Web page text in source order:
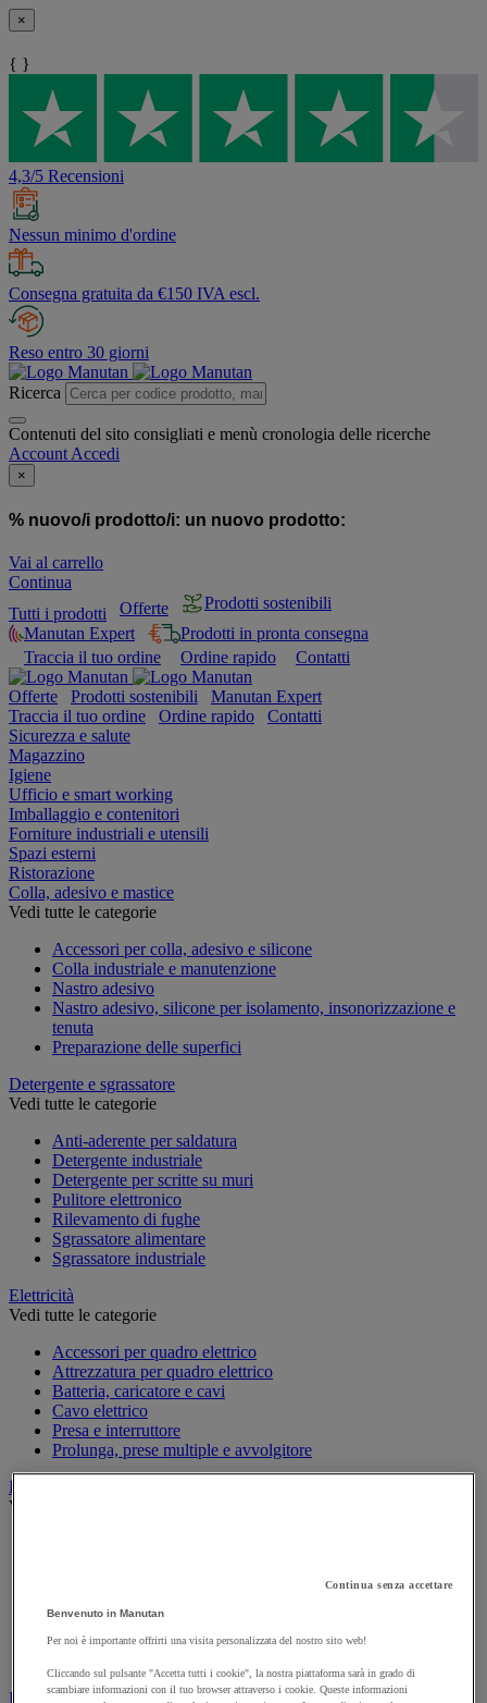
×
{ }
4,3/5 Recensioni
Nessun minimo d'ordine
Consegna gratuita da €150 IVA escl.
Reso entro 30 giorni
Ricerca
Contenuti del sito consigliati e menù cronologia delle ricerche
Account Accedi
×
% nuovo/i prodotto/i: un nuovo prodotto:
Vai al carrello
Continua
Tutti i prodotti
Offerte
Prodotti sostenibili
Manutan Expert
Prodotti in pronta consegna
Traccia il tuo ordine
Ordine rapido Contatti
Offerte Prodotti sostenibili
Manutan Expert
Traccia il tuo ordine
Ordine rapido
Contatti
Sicurezza e salute
Magazzino
Igiene
Ufficio e smart working
Imballaggio e contenitori
Forniture industriali e utensili
Spazi esterni
Ristorazione
Colla, adesivo e mastice
Vedi tutte le categorie
Accessori per colla, adesivo e silicone
Colla industriale e manutenzione
Nastro adesivo
Nastro adesivo, silicone per isolamento, insonorizzazione e
tenuta
Preparazione delle superfici
Detergente e sgrassatore
Vedi tutte le categorie
Anti-aderente per saldatura
Detergente industriale
Detergente per scritte su muri
Pulitore elettronico
Rilevamento di fughe
Sgrassatore alimentare
Sgrassatore industriale
Elettricità
Vedi tutte le categorie
Accessori per quadro elettrico
Attrezzatura per quadro elettrico
Batteria, caricatore e cavi
Cavo elettrico
Presa e interruttore
Prolunga, prese multiple e avvolgitore
Illuminazione
Vedi tutte le categorie
Lampadina
Proiettore da cantiere
Ingrassaggio e lubrificazione
Continua senza accettare
Benvenuto in Manutan
Per noi è importante offrirti una visita personalizzata del nostro sito web!
Cliccando sul pulsante "Accetta tutti i cookie", la nostra piattaforma sarà in grado di
scambiare informazioni con il tuo browser attraverso i cookie. Queste informazioni